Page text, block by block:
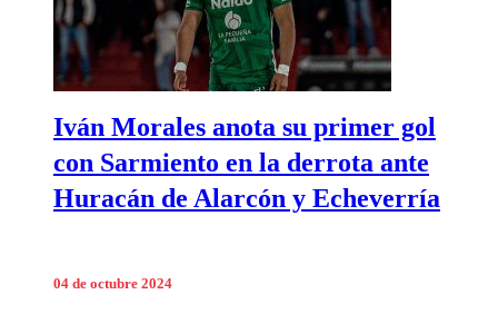
Iván Morales anota su primer gol
con Sarmiento en la derrota ante
Huracán de Alarcón y Echeverría
04 de octubre 2024